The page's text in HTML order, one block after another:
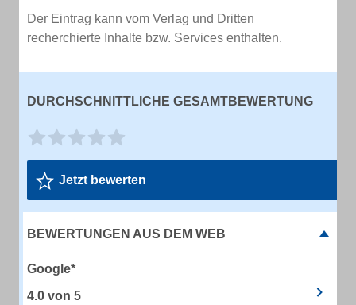
Der Eintrag kann vom Verlag und Dritten
recherchierte Inhalte bzw. Services enthalten.
DURCHSCHNITTLICHE GESAMTBEWERTUNG
Jetzt bewerten
BEWERTUNGEN AUS DEM WEB
Google*
4.0 von 5